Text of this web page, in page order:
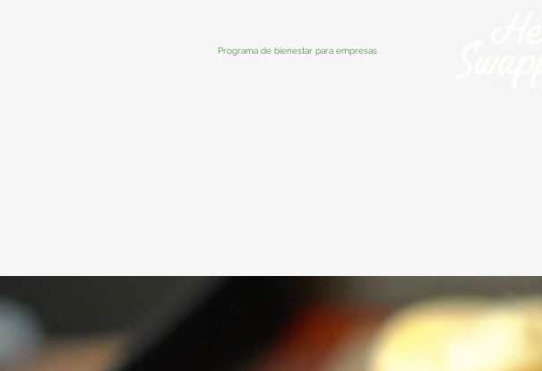
Programa de bienestar para empresas